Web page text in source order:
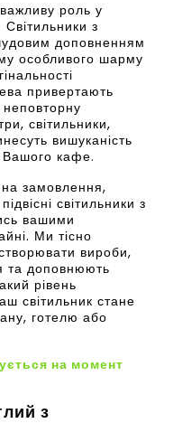
роль у
з
доповненням
особливого шарму
привертають
неповторну
світильники,
вишуканість
Вашого кафе.
замовлення,
світильники з
вашими
Ми тісно
вироби,
та доповнюють
рівень
світильник стане
готелю або
на момент
з